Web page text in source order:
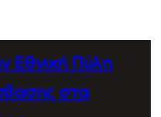
Εθνική Πύλη
στα